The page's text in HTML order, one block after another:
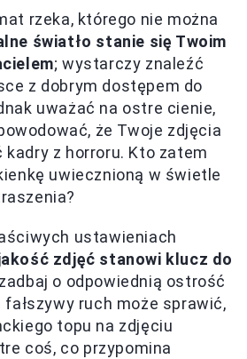
rzeka, którego nie można
światło stanie się Twoim
; wystarczy znaleźć
z dobrym dostępem do
uważać na ostre cienie,
że Twoje zdjęcia
kadry z horroru. Kto zatem
uwiecznioną w świetle
ustawieniach
zdjęć stanowi klucz do
o odpowiednią ostrość
fałszywy ruch może sprawić,
topu na zdjęciu
coś, co przypomina